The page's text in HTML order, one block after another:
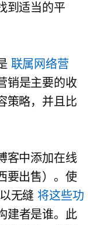
到适当的平
联属网络营
销是主要的收
策略，并且比
客中添加在线
要出售）。使
无缝 将这些功
建者是谁。此